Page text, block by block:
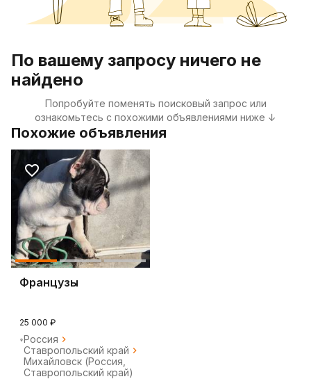
По вашему запросу ничего не
найдено
Попробуйте поменять поисковый запрос или
ознакомьтесь с похожими объявлениями ниже ↓
Похожие объявления
Французы
25 000 ₽
Россия
Ставропольский край
Михайловск (Россия,
Ставропольский край)